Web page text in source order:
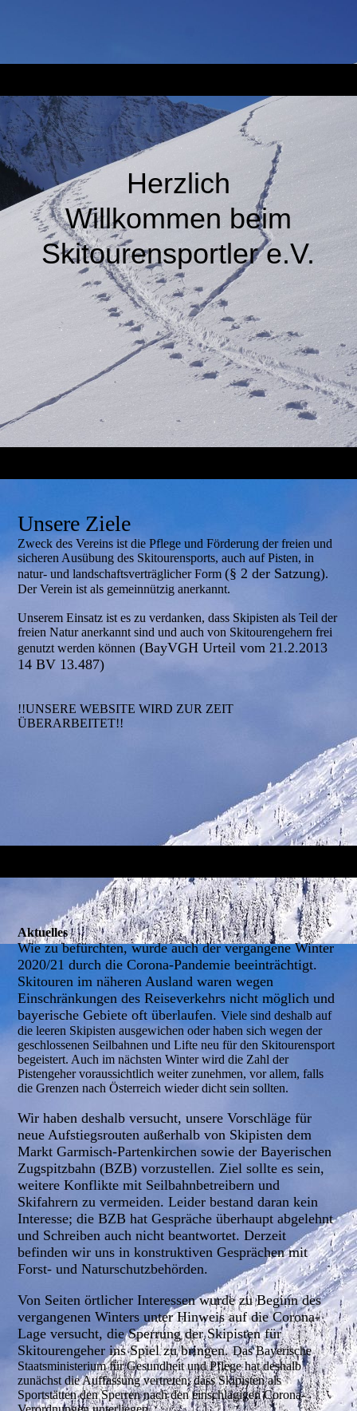
Herzlich
Willkommen beim
Skitourensportler e.V.
Unsere Ziele
Zweck des Vereins ist die Pflege und Förderung der freien und
sicheren Ausübung des Skitourensports, auch auf Pisten, in
natur- und landschaftsverträglicher Form(§ 2 der Satzung).
Der Verein ist als gemeinnützig anerkannt.
Unserem Einsatz ist es zu verdanken, dass Skipisten als Teil der
freien Natur anerkannt sind und auch von Skitourengehern frei
genutzt werden können (BayVGH Urteil vom 21.2.2013
14 BV 13.487)
!!UNSERE WEBSITE WIRD ZUR ZEIT
ÜBERARBEITET!!
Aktuelles
Wie zu befürchten, wurde auch der vergangene Winter
2020/21 durch die Corona-Pandemie beeinträchtigt.
Skitouren im näheren Ausland waren wegen
Einschränkungen des Reiseverkehrs nicht möglich und
bayerische Gebiete oft überlaufen.Viele sind deshalb auf
die leeren Skipisten ausgewichen oder haben sich wegen der
geschlossenen Seilbahnen und Lifte neu für den Skitourensport
begeistert. Auch im nächsten Winter wird die Zahl der
Pistengeher voraussichtlich weiter zunehmen, vor allem, falls
die Grenzen nach Österreich wieder dicht sein sollten.
Wir haben deshalb versucht, unsere Vorschläge für
neue Aufstiegsrouten außerhalb von Skipisten dem
Markt Garmisch-Partenkirchen sowie der Bayerischen
Zugspitzbahn (BZB) vorzustellen. Ziel sollte es sein,
weitere Konflikte mit Seilbahnbetreibern und
Skifahrern zu vermeiden. Leider bestand daran kein
Interesse; die BZB hat Gespräche überhaupt abgelehnt
und Schreiben auch nicht beantwortet. Derzeit
befinden wir uns in konstruktiven Gesprächen mit
Forst- und Naturschutzbehörden.
Von Seiten örtlicher Interessen wurde zu Beginn des
vergangenen Winters unter Hinweis auf die Corona-
Lage versucht, die Sperrung der Skipisten für
Skitourengeher ins Spiel zu bringen.Das Bayerische
Staatsministerium für Gesundheit und Pflege hat deshalb
zunächst die Auffassung vertreten, dass Skipisten als
Sportstätten den Sperren nach den einschlägigen Corona-